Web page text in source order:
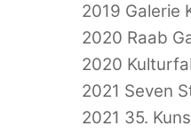
2019 Galerie
2020 Raab
2020
2021 Seven
2021 35.